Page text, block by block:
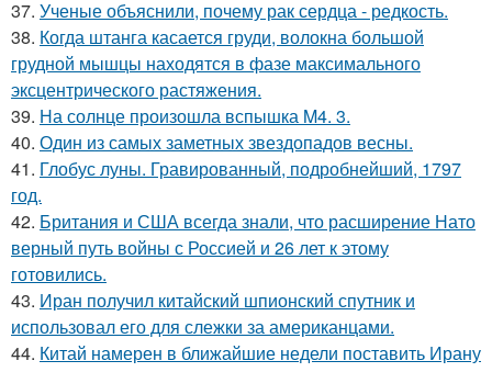
37. Ученые объяснили, почему рак сердца - редкость.
38. Когда штанга касается груди, волокна большой
грудной мышцы находятся в фазе максимального
эксцентрического растяжения.
39. На солнце произошла вспышка M4. 3.
40. Один из самых заметных звездопадов весны.
41. Глобус луны. Гравированный, подробнейший, 1797
год.
42. Британия и США всегда знали, что расширение Нато
верный путь войны с Россией и 26 лет к этому
готовились.
43. Иран получил китайский шпионский спутник и
использовал его для слежки за американцами.
44. Китай намерен в ближайшие недели поставить Ирану